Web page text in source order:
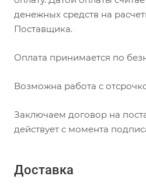
денежных средств на
Поставщика.
Оплата принимается по
Возможна работа с
Заключаем договор на
действует с момента
Доставка